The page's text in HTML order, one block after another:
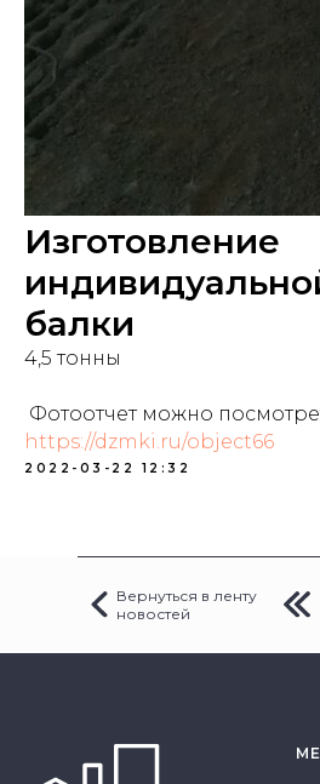
Изготовление
балки
4,5 тонны
Фотоотчет можно
https://dzmki.ru/object66
2022-03-22 12:32
Вернуться в ленту
новостей